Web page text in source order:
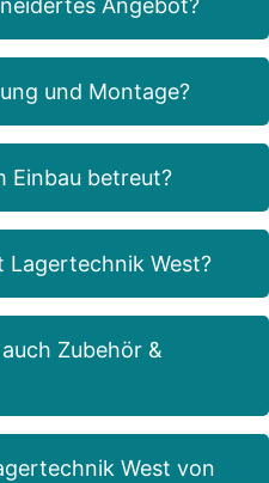
Angebot?
und Montage?
Einbau betreut?
Lagertechnik West?
Zubehör &
West von